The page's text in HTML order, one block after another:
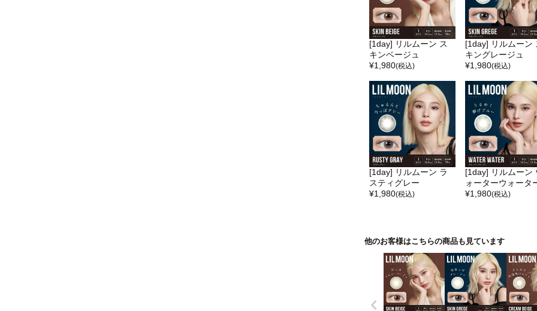
[1day] リルムーン ス
キンベージュ
¥1,980(税込)
[1day] リルムーン
キングレージュ
¥1,980(税込)
[1day] リルムーン ラ
スティグレー
¥1,980(税込)
[1day] リルムーン
ォーターウォータ
¥1,980(税込)
他のお客様はこちらの商品も見ています